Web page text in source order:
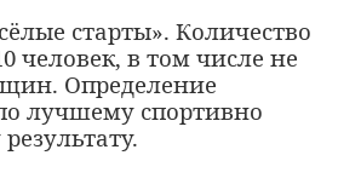
старты». Количество
человек, в том числе не
Определение
лучшему спортивно